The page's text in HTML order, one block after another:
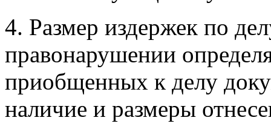
4. Размер издержек по
правонарушении
приобщенных к делу
наличие и размеры